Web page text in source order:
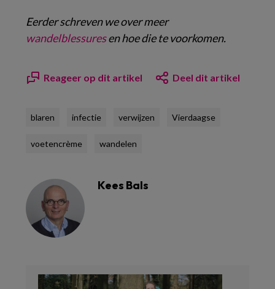
Eerder schreven we over meer
wandelblessuresen hoe die te voorkomen.
Reageer op dit artikel Deel dit artikel
blaren infectie verwijzen Vierdaagse
voetencrème wandelen
Kees Bals